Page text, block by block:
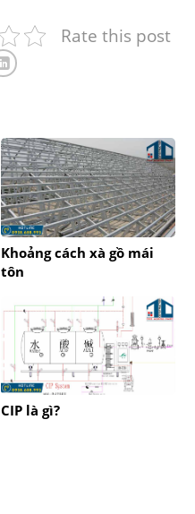
Rate this post
Khoảng cách xà gồ mái
tôn
CIP là gì?